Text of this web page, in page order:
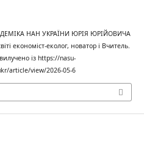
НАН УКРАЇНИ ЮРІЯ ЮРІЙОВИЧА
економіст-еколог, новатор і Вчитель.
із https://nasu-
article/view/2026-05-6